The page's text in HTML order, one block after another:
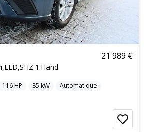
1.Hand
21 989 €
116HP 85 kW
Automatique